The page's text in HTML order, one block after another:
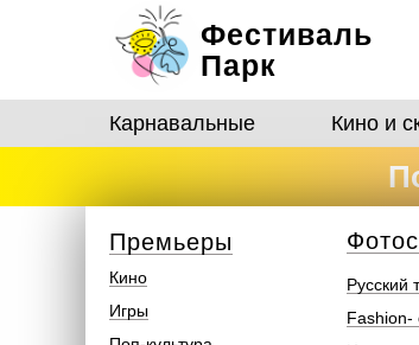
Фестиваль
Парк
Кино и
Карнавальные
Премьеры Ф
Кино
Игры
Русский
Fashion-